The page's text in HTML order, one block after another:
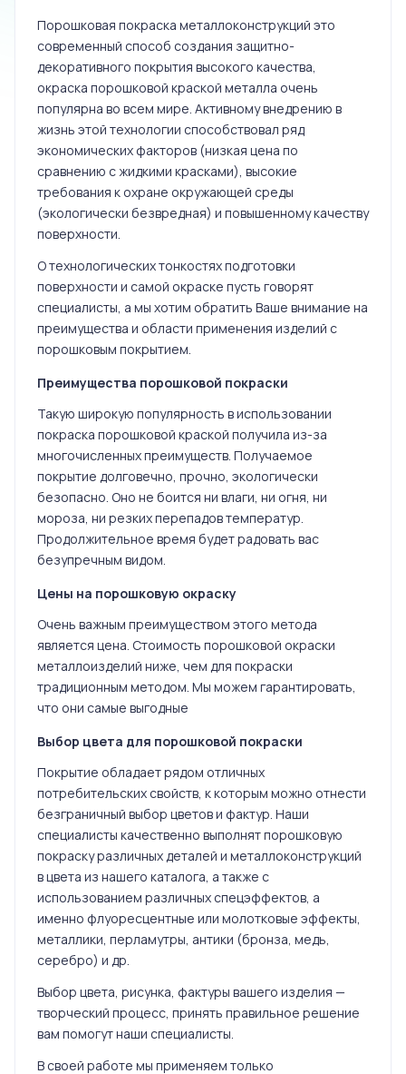
Порошковая покраска металлоконструкций это
современный способ создания защитно-
декоративного покрытия высокого качества,
окраска порошковой краской металла очень
популярна во всем мире. Активному внедрению в
жизнь этой технологии способствовал ряд
экономических факторов (низкая цена по
сравнению с жидкими красками), высокие
требования к охране окружающей среды
(экологически безвредная) и повышенному качеству
поверхности.
О технологических тонкостях подготовки
поверхности и самой окраске пусть говорят
специалисты, а мы хотим обратить Ваше внимание на
преимущества и области применения изделий с
порошковым покрытием.
Преимущества порошковой покраски
Такую широкую популярность в использовании
покраска порошковой краской получила из-за
многочисленных преимуществ. Получаемое
покрытие долговечно, прочно, экологически
безопасно. Оно не боится ни влаги, ни огня, ни
мороза, ни резких перепадов температур.
Продолжительное время будет радовать вас
безупречным видом.
Цены на порошковую окраску
Очень важным преимуществом этого метода
является цена. Стоимость порошковой окраски
металлоизделий ниже, чем для покраски
традиционным методом. Мы можем гарантировать,
что они самые выгодные
Выбор цвета для порошковой покраски
Покрытие обладает рядом отличных
потребительских свойств, к которым можно отнести
безграничный выбор цветов и фактур. Наши
специалисты качественно выполнят порошковую
покраску различных деталей и металлоконструкций
в цвета из нашего каталога, а также с
использованием различных спецэффектов, а
именно флуоресцентные или молотковые эффекты,
металлики, перламутры, антики (бронза, медь,
серебро) и др.
Выбор цвета, рисунка, фактуры вашего изделия —
творческий процесс, принять правильное решение
вам помогут наши специалисты.
В своей работе мы применяем только